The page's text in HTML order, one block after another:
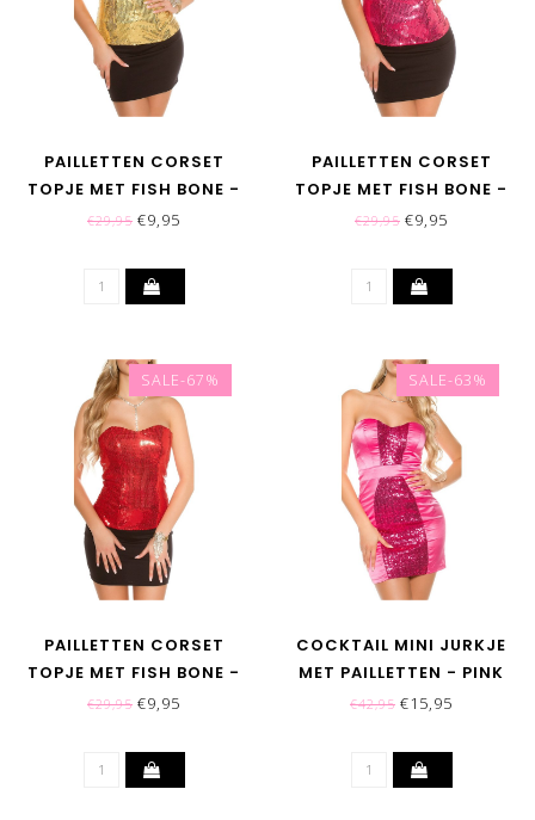
PAILLETTEN CORSET
TOPJE MET FISH BONE -
GOUD
€29,95 €9,95
PAILLETTEN CORSET
TOPJE MET FISH BONE -
PINK
€29,95 €9,95
SALE-67%
PAILLETTEN CORSET
TOPJE MET FISH BONE -
ROOD
€29,95 €9,95
SALE-63%
COCKTAIL MINI JURKJE
MET PAILLETTEN - PINK
€42,95 €15,95